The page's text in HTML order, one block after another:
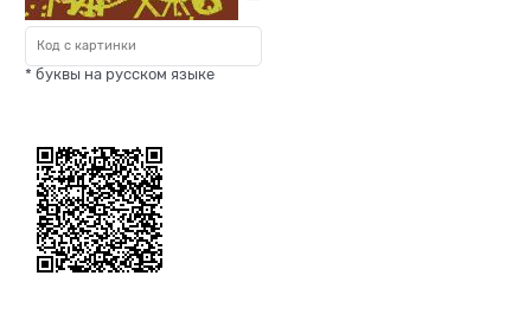
* буквы на русском языке